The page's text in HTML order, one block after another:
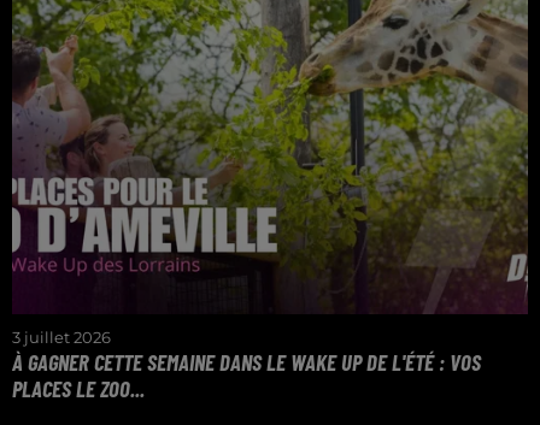
3 juillet 2026
À GAGNER CETTE SEMAINE DANS LE WAKE UP DE L'ÉTÉ : VOS
PLACES LE ZOO...